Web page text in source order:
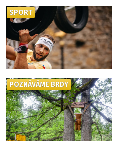
SPORT
POZNÁVÁME BRDY